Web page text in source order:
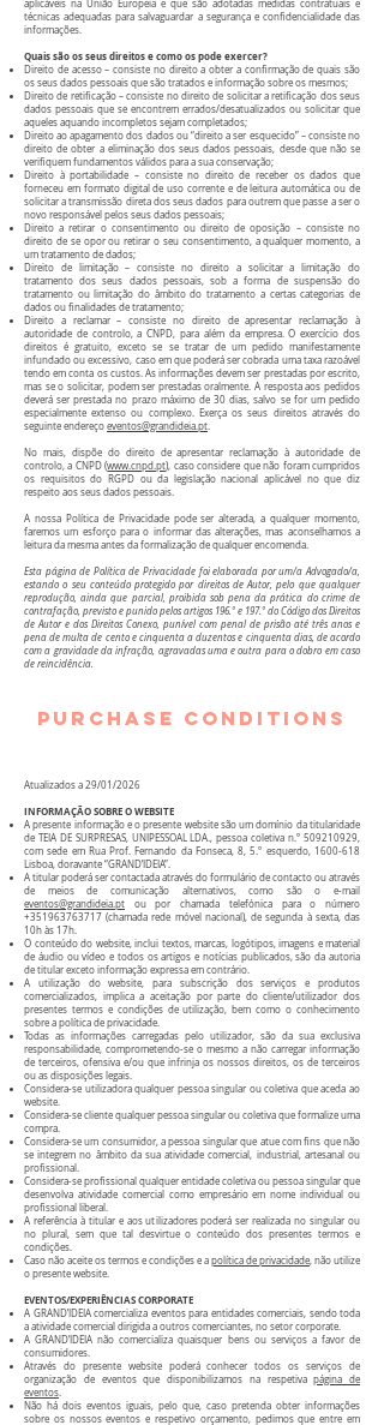
aplicáveis na União Europeia e que são adotadas medidas contratuais e
técnicas adequadas para salvaguardar a segurança e confidencialidade das
informações.
Quais são os seus direitos e como os pode exercer?
Direito de acesso – consiste no direito a obter a confirmação de quais são
os seus dados pessoais que são tratados e informação sobre os mesmos;
Direito de retificação – consiste no direito de solicitar a retificação dos seus
dados pessoais que se encontrem errados/desatualizados ou solicitar que
aqueles aquando incompletos sejam completados;
Direito ao apagamento dos dados ou “direito a ser esquecido” – consiste no
direito de obter a eliminação dos seus dados pessoais, desde que não se
verifiquem fundamentos válidos para a sua conservação;
Direito à portabilidade – consiste no direito de receber os dados que
forneceu em formato digital de uso corrente e de leitura automática ou de
solicitar a transmissão direta dos seus dados para outrem que passe a ser o
novo responsável pelos seus dados pessoais;
Direito a retirar o consentimento ou direito de oposição – consiste no
direito de se opor ou retirar o seu consentimento, a qualquer momento, a
um tratamento de dados;
Direito de limitação – consiste no direito a solicitar a limitação do
tratamento dos seus dados pessoais, sob a forma de suspensão do
tratamento ou limitação do âmbito do tratamento a certas categorias de
dados ou finalidades de tratamento;
Direito a reclamar – consiste no direito de apresentar reclamação à
autoridade de controlo, a CNPD, para além da empresa. O exercício dos
direitos é gratuito, exceto se se tratar de um pedido manifestamente
infundado ou excessivo, caso em que poderá ser cobrada uma taxa razoável
tendo em conta os custos. As informações devem ser prestadas por escrito,
mas se o solicitar, podem ser prestadas oralmente. A resposta aos pedidos
deverá ser prestada no prazo máximo de 30 dias, salvo se for um pedido
especialmente extenso ou complexo. Exerça os seus direitos através do
seguinte endereço eventos@grandideia.pt.
No mais, dispõe do direito de apresentar reclamação à autoridade de
controlo, a CNPD (www.cnpd.pt), caso considere que não foram cumpridos
os requisitos do RGPD ou da legislação nacional aplicável no que diz
respeito aos seus dados pessoais.
A nossa Política de Privacidade pode ser alterada, a qualquer momento,
faremos um esforço para o informar das alterações, mas aconselhamos a
leitura da mesma antes da formalização de qualquer encomenda.
Esta página de Política de Privacidade foi elaborada por um/a Advogado/a,
estando o seu conteúdo protegido por direitos de Autor, pelo que qualquer
reprodução, ainda que parcial, proibida sob pena da prática do crime de
contrafação, previsto e punido pelos artigos 196.º e 197.º do Código dos Direitos
de Autor e dos Direitos Conexo, punível com penal de prisão até três anos e
pena de multa de cento e cinquenta a duzentos e cinquenta dias, de acordo
com a gravidade da infração, agravadas uma e outra para o dobro em caso
de reincidência.
PURCHASE CONDITIONS
Atualizados a 29/01/2026
INFORMAÇÃO SOBRE O WEBSITE
A presente informação e o presente website são um domínio da titularidade
de TEIA DE SURPRESAS, UNIPESSOAL LDA., pessoa coletiva n.º 509210929,
com sede em Rua Prof. Fernando da Fonseca, 8, 5.º esquerdo, 1600-618
Lisboa, doravante “GRAND’IDEIA”.
A titular poderá ser contactada através do formulário de contacto ou através
de meios de comunicação alternativos, como são o e-mail
eventos@grandideia.pt ou por chamada telefónica para o número
+351963763717 (chamada rede móvel nacional), de segunda à sexta, das
10h às 17h.
O conteúdo do website, inclui textos, marcas, logótipos, imagens e material
de áudio ou vídeo e todos os artigos e notícias publicados, são da autoria
de titular exceto informação expressa em contrário.
A utilização do website, para subscrição dos serviços e produtos
comercializados, implica a aceitação por parte do cliente/utilizador dos
presentes termos e condições de utilização, bem como o conhecimento
sobre a política de privacidade.
Todas as informações carregadas pelo utilizador, são da sua exclusiva
responsabilidade, comprometendo-se o mesmo a não carregar informação
de terceiros, ofensiva e/ou que infrinja os nossos direitos, os de terceiros
ou as disposições legais.
Considera-se utilizadora qualquer pessoa singular ou coletiva que aceda ao
website.
Considera-se cliente qualquer pessoa singular ou coletiva que formalize uma
compra.
Considera-se um consumidor, a pessoa singular que atue com fins que não
se integrem no âmbito da sua atividade comercial, industrial, artesanal ou
profissional.
Considera-se profissional qualquer entidade coletiva ou pessoa singular que
desenvolva atividade comercial como empresário em nome individual ou
profissional liberal.
A referência à titular e aos utilizadores poderá ser realizada no singular ou
no plural, sem que tal desvirtue o conteúdo dos presentes termos e
condições.
Caso não aceite os termos e condições e a política de privacidade, não utilize
o presente website.
EVENTOS/EXPERIÊNCIAS CORPORATE
A GRAND’IDEIA comercializa eventos para entidades comerciais, sendo toda
a atividade comercial dirigida a outros comerciantes, no setor corporate.
A GRAND’IDEIA não comercializa quaisquer bens ou serviços a favor de
consumidores.
Através do presente website poderá conhecer todos os serviços de
organização de eventos que disponibilizamos na respetivapágina de
eventos.
Não há dois eventos iguais, pelo que, caso pretenda obter informações
sobre os nossos eventos e respetivo orçamento, pedimos que entre em